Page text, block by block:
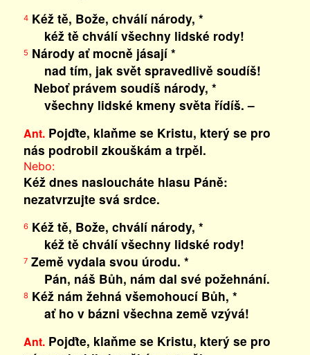
4Kéž tě, Bože, chválí národy, *
kéž tě chválí všechny lidské rody!
5 Národy ať mocně jásají *
nad tím, jak svět spravedlivě soudíš!
Neboť právem soudíš národy, *
všechny lidské kmeny světa řídíš. –
Ant.Pojďte, klaňme se Kristu, který se pro
nás podrobil zkouškám a trpěl.
Nebo:
Kéž dnes nasloucháte hlasu Páně:
nezatvrzujte svá srdce.
6Kéž tě, Bože, chválí národy, *
kéž tě chválí všechny lidské rody!
7Země vydala svou úrodu. *
Pán, náš Bůh, nám dal své požehnání.
8 Kéž nám žehná všemohoucí Bůh, *
ať ho v bázni všechna země vzývá!
Ant.Pojďte, klaňme se Kristu, který se pro